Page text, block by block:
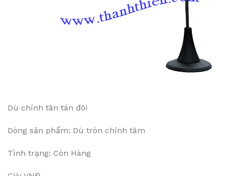
Dù chính tân tán đôi
Dòng sản phẩm: Dù tròn chính tâm
Tình trạng: Còn Hàng